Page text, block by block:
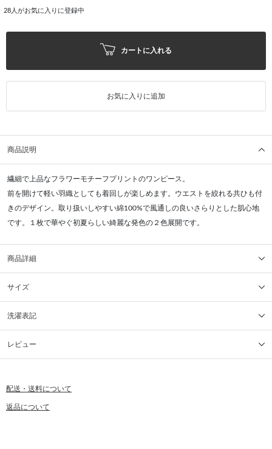
28 人がお気に入りに登録中
カートに入れる
お気に入りに追加
商品説明
繊細で上品なフラワーモチーフプリントのワンピース。
前を開けて軽い羽織としても着回しが楽しめます。ウエストを絞れる共ひも付
きのデザイン。取り扱いしやすい綿100%で風通しの良いさらりとした肌心地
です。１枚で華やぐ初夏らしい綺麗な発色の２色展開です。
商品詳細
サイズ
洗濯表記
レビュー
配送・送料について
返品について